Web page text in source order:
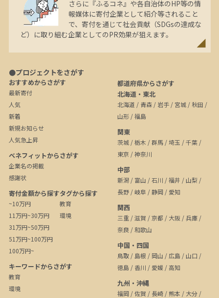
さらに『ふるコネ』や各自治体のHP等の情
報媒体に寄付企業として紹介等されること
で、寄付を通じて社会貢献（SDGsの達成な
ど）に取り組む企業としてのPR効果が狙えます。
●プロジェクトをさがす
おすすめからさがす
最新寄付
人気
新着
新規お知らせ
人気急上昇
ベネフィットからさがす
企業名の掲載
感謝状
寄付金額から探す
~10万円
11万円~30万円
31万円~50万円
51万円~100万円
100万円~
タグから探す
教育
環境
キーワードからさがす
教育
環境
都道府県からさがす
北海道・東北
北海道 / 青森 / 岩手 / 宮城 / 秋田 /
山形 /福島
関東
茨城 /栃木 /群馬 /埼玉 /千葉 /
東京 /神奈川
中部
新潟 / 富山 /石川 /福井 /山梨 /
長野 /岐阜 /静岡 / 愛知
関西
三重 /滋賀 /京都 / 大阪 /兵庫 /
奈良 /和歌山
中国・四国
鳥取 / 島根 / 岡山 / 広島 /山口 /
徳島 / 香川 / 愛媛 /高知
九州・沖縄
福岡 /佐賀 / 長崎 /熊本 / 大分 /